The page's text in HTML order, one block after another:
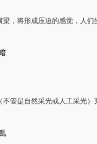
，将形成压迫的感觉，人
管是自然采光或人工采光